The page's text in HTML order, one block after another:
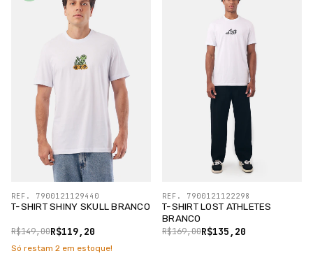
T-SHIRT SHINY SKULL BRANCO
R$119,20
R$149,00
REF. 7900121129440
Só restam 2 em estoque!
T-SHIRT LOST ATHLETES
BRANCO
R$135,20
R$169,00
REF. 7900121122298